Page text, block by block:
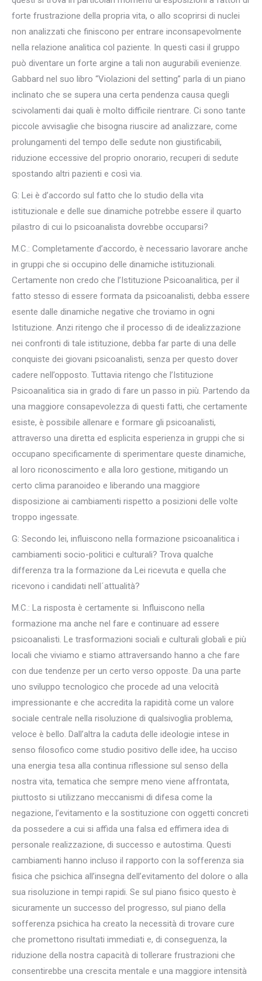
forte frustrazione della propria vita, o allo scoprirsi di nuclei
non analizzati che finiscono per entrare inconsapevolmente
nella relazione analitica col paziente. In questi casi il gruppo
può diventare un forte argine a tali non augurabili evenienze.
Gabbard nel suo libro “Violazioni del setting” parla di un piano
inclinato che se supera una certa pendenza causa quegli
scivolamenti dai quali è molto difficile rientrare. Ci sono tante
piccole avvisaglie che bisogna riuscire ad analizzare, come
prolungamenti del tempo delle sedute non giustificabili,
riduzione eccessive del proprio onorario, recuperi di sedute
spostando altri pazienti e così via.
G: Lei è d’accordo sul fatto che lo studio della vita
istituzionale e delle sue dinamiche potrebbe essere il quarto
pilastro di cui lo psicoanalista dovrebbe occuparsi?
M.C.: Completamente d’accordo, è necessario lavorare anche
in gruppi che si occupino delle dinamiche istituzionali.
Certamente non credo che l’Istituzione Psicoanalitica, per il
fatto stesso di essere formata da psicoanalisti, debba essere
esente dalle dinamiche negative che troviamo in ogni
Istituzione. Anzi ritengo che il processo di de idealizzazione
nei confronti di tale istituzione, debba far parte di una delle
conquiste dei giovani psicoanalisti, senza per questo dover
cadere nell’opposto. Tuttavia ritengo che l’Istituzione
Psicoanalitica sia in grado di fare un passo in più. Partendo da
una maggiore consapevolezza di questi fatti, che certamente
esiste, è possibile allenare e formare gli psicoanalisti,
attraverso una diretta ed esplicita esperienza in gruppi che si
occupano specificamente di sperimentare queste dinamiche,
al loro riconoscimento e alla loro gestione, mitigando un
certo clima paranoideo e liberando una maggiore
disposizione ai cambiamenti rispetto a posizioni delle volte
troppo ingessate.
G: Secondo lei, influiscono nella formazione psicoanalitica i
cambiamenti socio-politici e culturali? Trova qualche
differenza tra la formazione da Lei ricevuta e quella che
ricevono i candidati nell´attualità?
M.C.: La risposta è certamente si. Influiscono nella
formazione ma anche nel fare e continuare ad essere
psicoanalisti. Le trasformazioni sociali e culturali globali e più
locali che viviamo e stiamo attraversando hanno a che fare
con due tendenze per un certo verso opposte. Da una parte
uno sviluppo tecnologico che procede ad una velocità
impressionante e che accredita la rapidità come un valore
sociale centrale nella risoluzione di qualsivoglia problema,
veloce è bello. Dall’altra la caduta delle ideologie intese in
senso filosofico come studio positivo delle idee, ha ucciso
una energia tesa alla continua riflessione sul senso della
nostra vita, tematica che sempre meno viene affrontata,
piuttosto si utilizzano meccanismi di difesa come la
negazione, l’evitamento e la sostituzione con oggetti concreti
da possedere a cui si affida una falsa ed effimera idea di
personale realizzazione, di successo e autostima. Questi
cambiamenti hanno incluso il rapporto con la sofferenza sia
fisica che psichica all’insegna dell’evitamento del dolore o alla
sua risoluzione in tempi rapidi. Se sul piano fisico questo è
sicuramente un successo del progresso, sul piano della
sofferenza psichica ha creato la necessità di trovare cure
che promettono risultati immediati e, di conseguenza, la
riduzione della nostra capacità di tollerare frustrazioni che
consentirebbe una crescita mentale e una maggiore intensità